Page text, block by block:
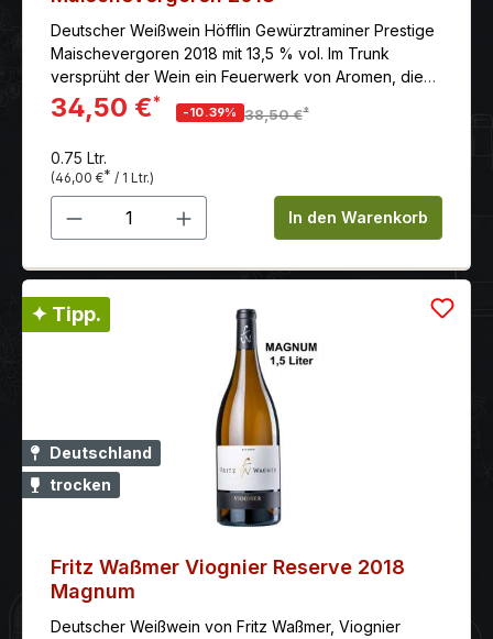
Deutscher Weißwein Höfflin Gewürztraminer Prestige
Maischevergoren 2018 mit 13,5 % vol. Im Trunk
versprüht der Wein ein Feuerwerk von Aromen, die
den Gaumen voll auskleiden und ausgiebig
nachhallen. Getragen von einer dichten,
Geschmackserlebnis.
34,50 €*
-10.39% 38,50 €*
0.75 Ltr.
(46,00 €* / 1 Ltr.)
Produkt Anzahl: Gib denIn den Warenkorb
✦ Tipp.
Deutschland
trocken
Fritz Waßmer Viognier Reserve 2018
Magnum
Deutscher Weißwein von Fritz Waßmer, Viognier